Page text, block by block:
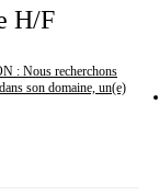
H/F
: Nous recherchons
son domaine, un(e)